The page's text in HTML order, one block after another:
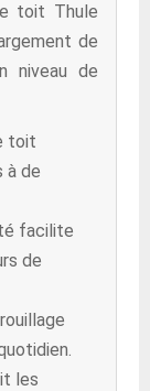
toit Thule
de
niveau de
toit
à de
facilite
de
les